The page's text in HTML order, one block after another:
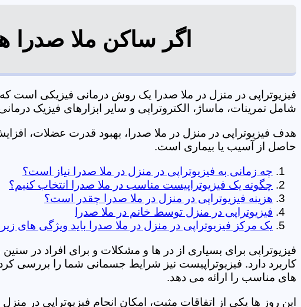
اگر ساکن ملا صدرا
فیزیوتراپی در منزل در ملا صدرا یک روش درمانی فیزیکی
شامل تمرینات، ماساژ، الکتروتراپی و سایر ابزارهای فیزیک درمانی می شود. 09106210197
هدف فیزیوتراپی در منزل در ملا صدرا، بهبود قدرت عضلات،
حاصل از آسیب یا بیماری است.
چه زمانی به فیزیوتراپی در منزل در ملا صدرا نیاز است؟
چگونه یک فیزیوتراپیست مناسب در ملا صدرا انتخاب کنیم؟
هزینه فیزیوتراپی در منزل در ملا صدرا چقدر است؟
فیزیوتراپی در منزل توسط خانم در ملا صدرا
یک مرکز فیزیوتراپی در منزل در ملا صدرا باید ویژگی های
فیزیوتراپی برای بسیاری از در ها و مشکلات و برای افراد در
کاربرد دارد. فیزیوتراپیست نیز شرایط جسمانی شما را بررسی
های مناسب را ارائه می دهد.
این روز ها یکی از اتفاقات مثبت، امکان انجام فیزیوتراپی در